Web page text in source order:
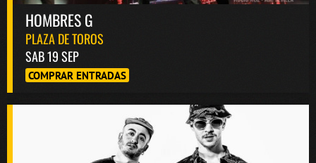
HOMBRES G
PLAZA DE TOROS
SAB 19 SEP
COMPRAR ENTRADAS